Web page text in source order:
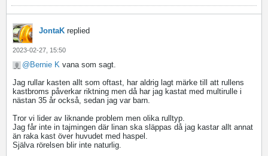
JontaK replied
2023-02-27, 15:50
Bernie K vana som sagt.
Jag rullar kasten allt som oftast, har aldrig lagt märke till att rullens
kastbroms påverkar riktning men då har jag kastat med multirulle i
nästan 35 år också, sedan jag var barn.
Tror vi lider av liknande problem men olika rulltyp.
Jag får inte in tajmingen där linan ska släppas då jag kastar allt annat
än raka kast över huvudet med haspel.
Själva rörelsen blir inte naturlig.